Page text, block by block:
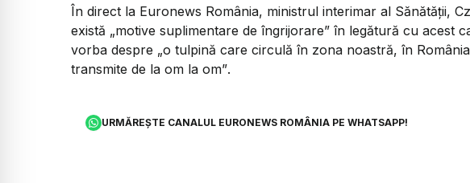
În direct la Euronews România, ministrul interimar al Sănătății,
există „motive suplimentare de îngrijorare” în legătură cu acest
vorba despre „o tulpină care circulă în zona noastră, în
transmite de la om la om”.
URMĂREȘTE CANALUL EURONEWS ROMÂNIA PE WHATSAPP!